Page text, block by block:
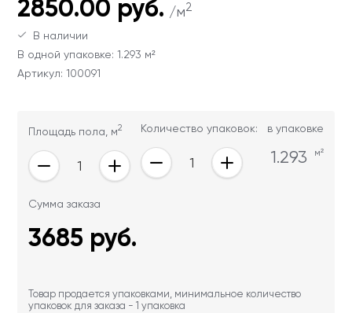
Ваши данные не будут переданы третьим
лицам
Ваши данные не будут переданы третьим
лицам
Ваши данные не будут переданы третьим
лицам
2850.00 руб. /м2
В наличии
В одной упаковке: 1.293 м²
Артикул: 100091
Площадь пола, м2 Количество упаковок: в упаковке
1.293 м²
Сумма заказа
3685 руб.
Товар продается упаковками, минимальное количество
упаковок для заказа - 1 упаковка